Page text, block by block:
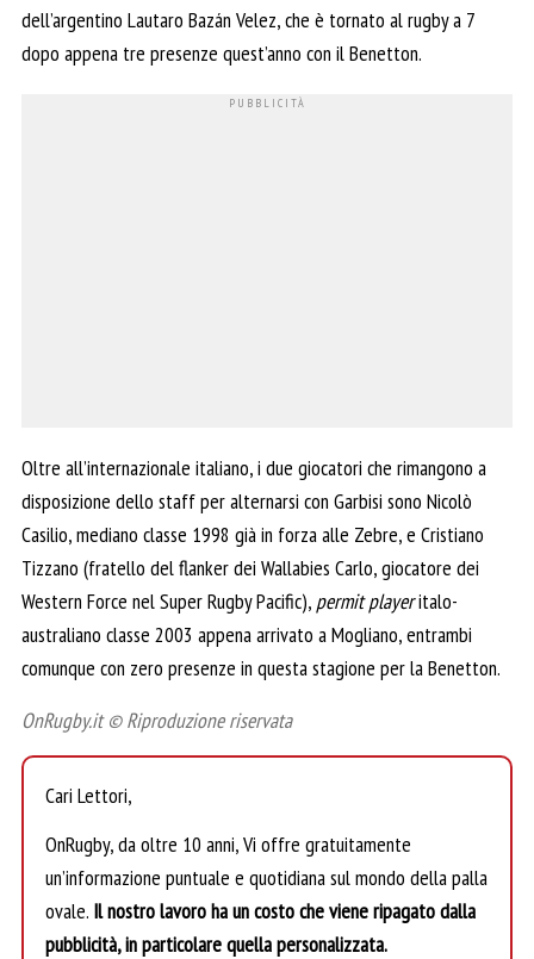
dell’argentino Lautaro Bazán Velez, che è tornato al rugby a 7
dopo appena tre presenze quest’anno con il Benetton.
Oltre all’internazionale italiano, i due giocatori che rimangono a
disposizione dello staff per alternarsi con Garbisi sono Nicolò
Casilio, mediano classe 1998 già in forza alle Zebre, e Cristiano
Tizzano (fratello del flanker dei Wallabies Carlo, giocatore dei
Western Force nel Super Rugby Pacific), permit playeritalo-
australiano classe 2003 appena arrivato a Mogliano, entrambi
comunque con zero presenze in questa stagione per la Benetton.
OnRugby.it © Riproduzione riservata
Cari Lettori,
OnRugby, da oltre 10 anni, Vi offre gratuitamente
un’informazione puntuale e quotidiana sul mondo della palla
ovale. Il nostro lavoro ha un costo che viene ripagato dalla
pubblicità, in particolare quella personalizzata.